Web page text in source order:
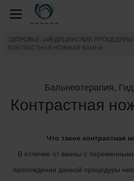
ЗДОРОВЬЕ МЕДИЦИНСКИЕ ПРОЦЕДУРЫ
КОНТРАСТНАЯ НОЖНАЯ ВАННА
Бальнеотерапия,
Контрастная
Что такое контрастная
В отличие от ванны с
прохождении данной процедуры